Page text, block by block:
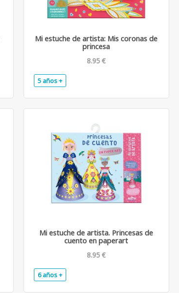
Mi estuche de artista: Mis coronas de
princesa
8.95 €
5 años +
Mi estuche de artista. Princesas de
cuento en paperart
8.95 €
6 años +